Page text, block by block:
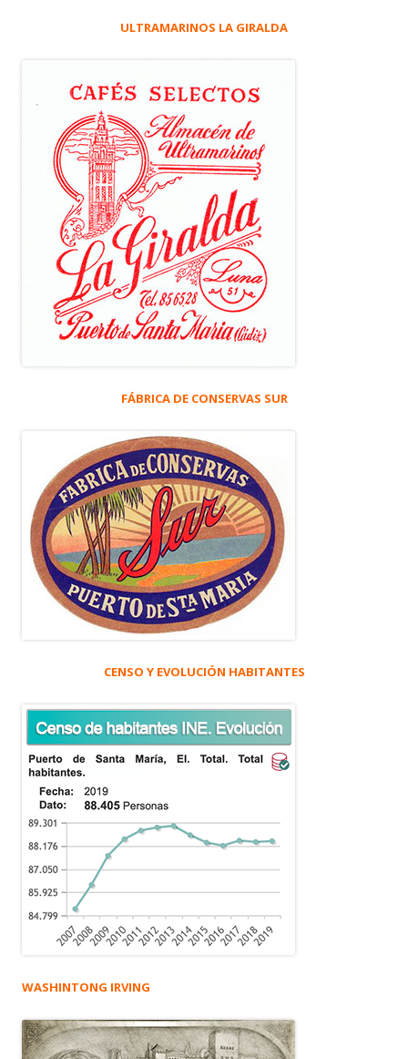
ULTRAMARINOS LA GIRALDA
FÁBRICA DE CONSERVAS SUR
CENSO Y EVOLUCIÓN HABITANTES
WASHINTONG IRVING